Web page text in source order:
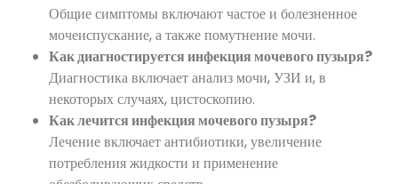
Общие симптомы включают частое и болезненное
мочеиспускание, а также помутнение мочи.
Как диагностируется инфекция мочевого пузыря?
Диагностика включает анализ мочи, УЗИ и, в
некоторых случаях, цистоскопию.
Как лечится инфекция мочевого пузыря?
Лечение включает антибиотики, увеличение
потребления жидкости и применение